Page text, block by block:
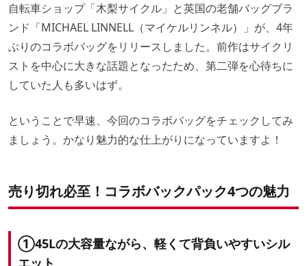
自転車ショップ「木梨サイクル」と英国の老舗バッグブラ
ンド「MICHAEL LINNELL（マイケルリンネル）」が、4年
ぶりのコラボバッグをリリースしました。前作はサイクリ
ストを中心に大きな話題となったため、第二弾を心待ちに
していた人も多いはず。
ということで早速、今回のコラボバッグをチェックしてみ
ましょう。かなり魅力的な仕上がりになっていますよ！
売り切れ必至！コラボバックパック4つの魅力
①45Lの大容量ながら、軽くて背負いやすいシル